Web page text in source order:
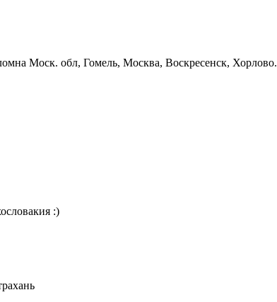
Моск. обл, Гомель, Москва, Воскресенск, Хорлово.
:)